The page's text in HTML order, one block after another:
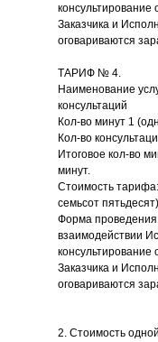
консультирование
Заказчика и
оговариваются
ТАРИФ № 4.
Наименование
консультаций
Кол-во минут 1
Кол-во
Итоговое кол-во
минут.
Стоимость
семьсот
Форма
взаимодействии
консультирование
Заказчика и
оговариваются
2. Стоимость